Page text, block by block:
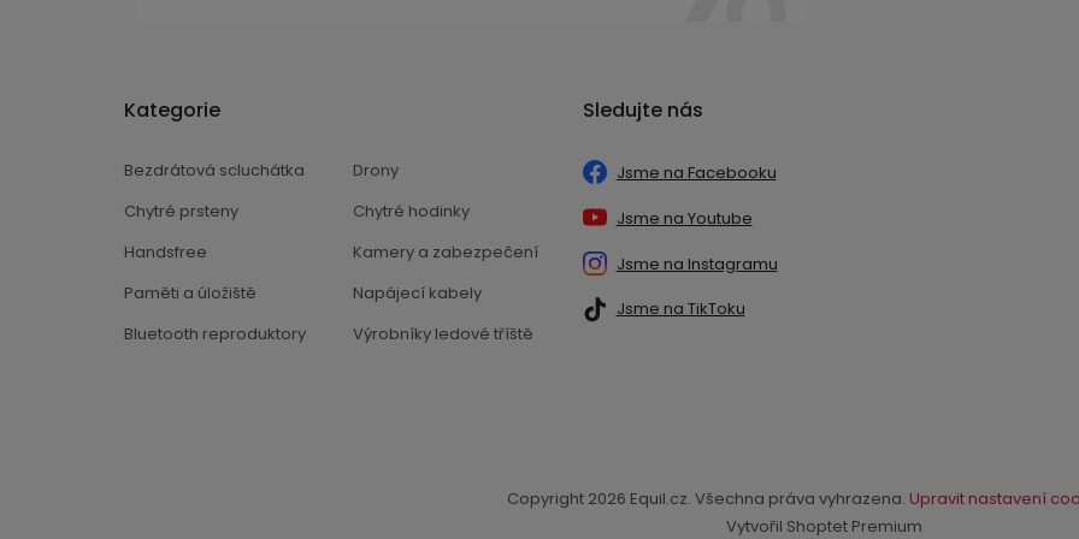
Kategorie
Bezdrátová scluchátka
Drony
Chytré prsteny
Chytré hodinky
Handsfree
Kamery a zabezpečení
Paměti a úložiště
Napájecí kabely
Bluetooth reproduktory
Výrobníky ledové tříště
Sledujte nás
Jsme na Facebooku
Jsme na Youtube
Jsme na Instagramu
Jsme na TikToku
Vytvořil Shoptet Premium
Copyright 2026 Equil.cz. Všechna práva vyhrazena. Upravit nastavení